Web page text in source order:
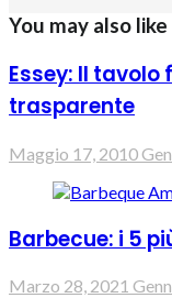
You may also like
Essey: Il
trasparente
Maggio 17, 2010
Barbecue: i 5
Marzo 28, 2021